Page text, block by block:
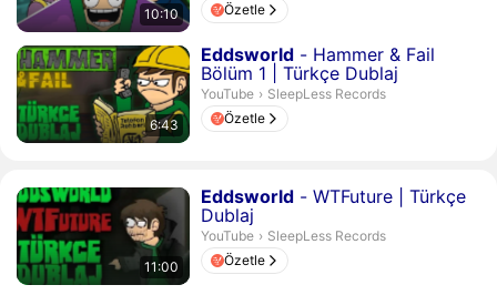
10:10
Özetle
6:43
Eddsworld - Hammer & Fail
Bölüm 1 | Türkçe Dublaj
Süre 6 dakika 43 saniye
YouTube › SleepLess Records.
SleepLess Records
Özetle
11:00
Eddsworld - WTFuture | Türkçe
Dublaj
Süre 11 dakika
YouTube › SleepLess Records.
SleepLess Records
Özetle